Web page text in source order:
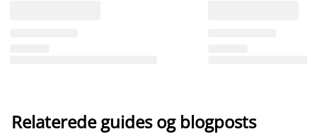
Relaterede guides og blogposts